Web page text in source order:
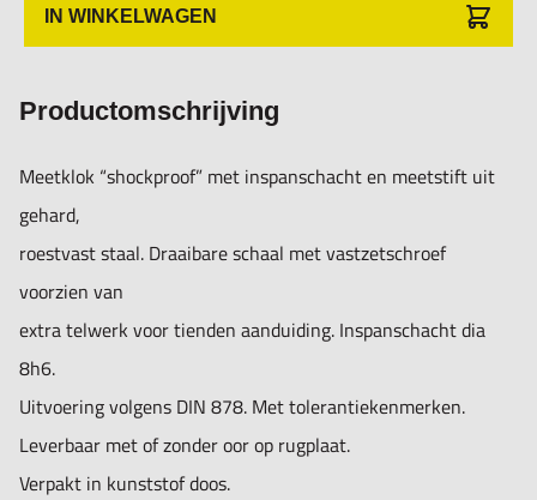
IN WINKELWAGEN
Productomschrijving
Meetklok “shockproof” met inspanschacht en meetstift uit
gehard,
roestvast staal. Draaibare schaal met vastzetschroef
voorzien van
extra telwerk voor tienden aanduiding. Inspanschacht dia
8h6.
Uitvoering volgens DIN 878. Met tolerantiekenmerken.
Leverbaar met of zonder oor op rugplaat.
Verpakt in kunststof doos.